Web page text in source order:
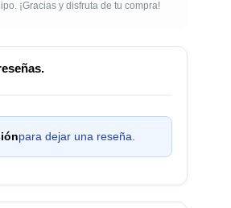
¡Gracias y disfruta de tu compra!
para dejar una reseña.